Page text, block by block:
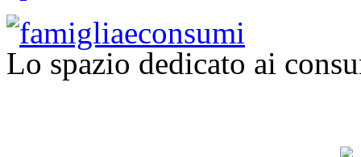
Lo spazio dedicato ai